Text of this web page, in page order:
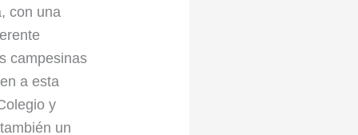
con una
campesinas
a esta
y
un